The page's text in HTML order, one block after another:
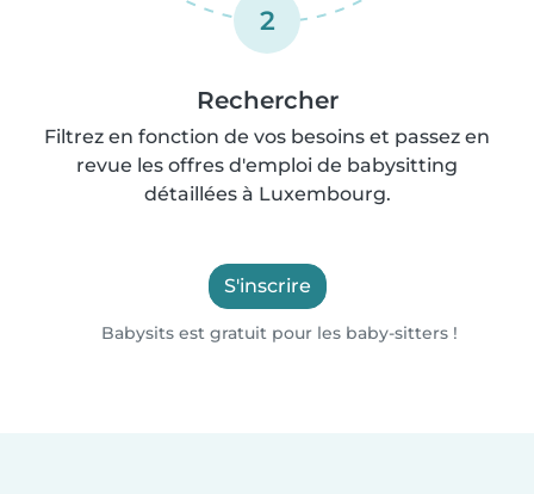
2
Rechercher
Filtrez en fonction de vos besoins et passez en
revue les offres d'emploi de babysitting
détaillées à Luxembourg.
S'inscrire
Babysits est gratuit pour les baby-sitters !